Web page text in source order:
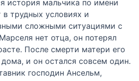
история мальчика по имени
трудных условиях и
сложными ситуациями с
нет отца, он потерял
После смерти матери его
дома, и он остался совсем один.
господин Ансельм,